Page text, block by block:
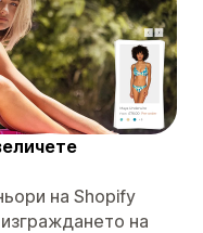
на Shopify
на